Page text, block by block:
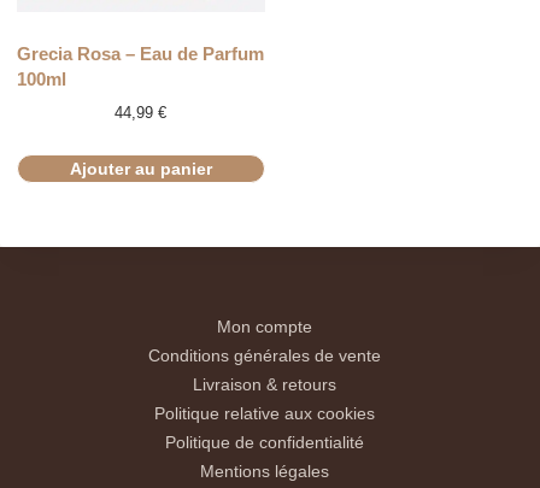
Grecia Rosa – Eau de Parfum
100ml
44,99€
Ajouter au panier
Mon compte
Conditions générales de vente
Livraison & retours
Politique relative aux cookies
Politique de confidentialité
Mentions légales